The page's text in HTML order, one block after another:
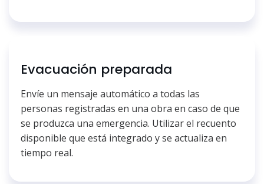
Evacuación preparada
Envíe un mensaje automático a todas las
personas registradas en una obra en caso de que
se produzca una emergencia. Utilizar el recuento
disponible que está integrado y se actualiza en
tiempo real.